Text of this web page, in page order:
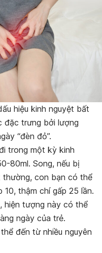
hiệu kinh nguyệt bất
đặc trưng bởi lượng
“đèn đỏ”.
trong một kỳ kinh
80ml. Song, nếu bị
thường, con bạn có thể
10, thậm chí gấp 25 lần.
hiện tượng này có thể
ngày của trẻ.
đến từ nhiều nguyên